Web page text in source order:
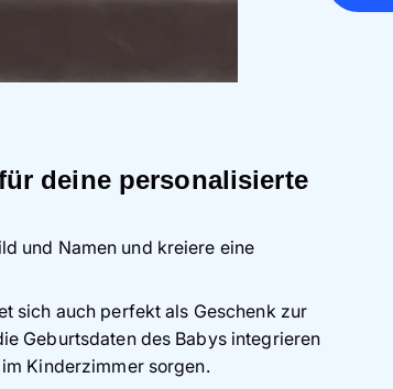
deine personalisierte
und Namen und kreiere eine
sich auch perfekt als Geschenk zur
Geburtsdaten des Babys integrieren
Kinderzimmer sorgen.